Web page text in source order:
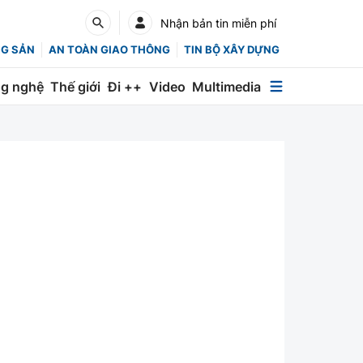
Nhận bản tin miễn phí
SẢN AN TOÀN GIAO THÔNG TIN BỘ XÂY DỰNG
nghệ Thế giới Đi ++ Video Multimedia